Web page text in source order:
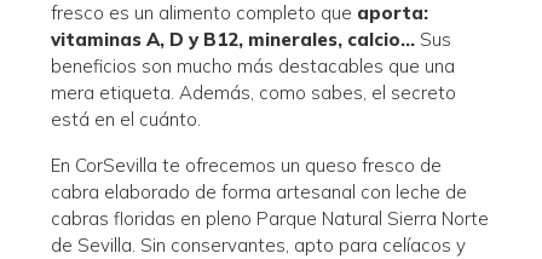
fresco es un alimento completo que aporta:
vitaminas A, D y B12, minerales, calcio… Sus
beneficios son mucho más destacables que una
mera etiqueta. Además, como sabes, el secreto
está en el cuánto.
En CorSevilla te ofrecemos un queso fresco de
cabra elaborado de forma artesanal con leche de
cabras floridas en pleno Parque Natural Sierra Norte
de Sevilla. Sin conservantes, apto para celíacos y